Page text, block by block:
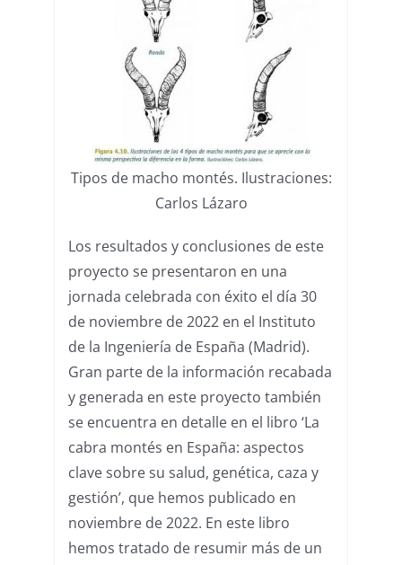
Tipos de macho montés. Ilustraciones:
Carlos Lázaro
Los resultados y conclusiones de este
proyecto se presentaron en una
jornada celebrada con éxito el día 30
de noviembre de 2022 en el Instituto
de la Ingeniería de España (Madrid).
Gran parte de la información recabada
y generada en este proyecto también
se encuentra en detalle en el libro ‘La
cabra montés en España: aspectos
clave sobre su salud, genética, caza y
gestión’, que hemos publicado en
noviembre de 2022. En este libro
hemos tratado de resumir más de un